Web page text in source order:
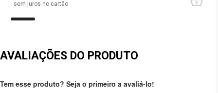
sem juros no cartão
AVALIAÇÕES DO PRODUTO
Tem esse produto? Seja o primeiro a avaliá-lo!